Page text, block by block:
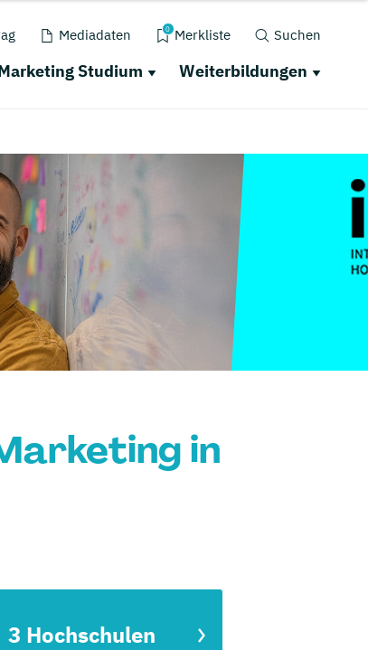
Mediadaten 0 Merkliste Suchen
Studium Weiterbildungen
in
3 Hochschulen